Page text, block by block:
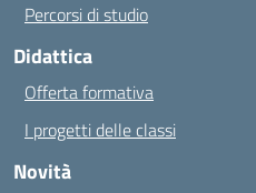
Percorsi di studio
Didattica
Offerta formativa
I progetti delle classi
Novità